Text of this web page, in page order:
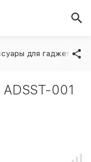
для гаджетов
001